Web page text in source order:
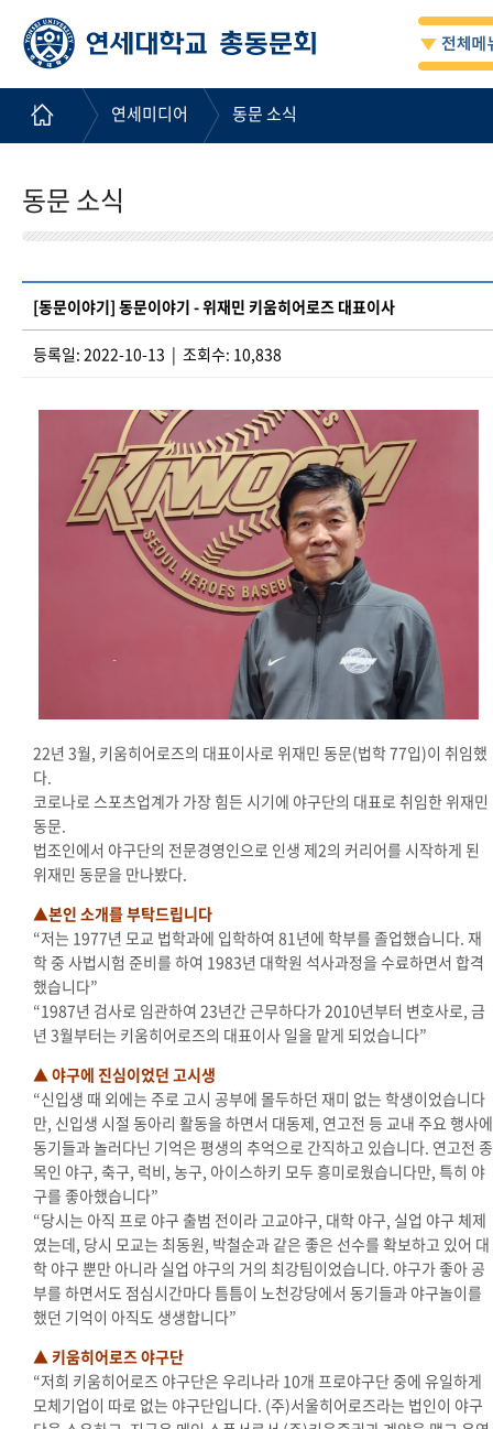
연세미디어 동문 소식
동문 소식
[동문이야기] 동문이야기 - 위재민 키움히어로즈 대표이사
등록일: 2022-10-13 | 조회수: 10,838
22년 3월, 키움히어로즈의 대표이사로 위재민 동문(법학 77입)이 취임했
다.
코로나로 스포츠업계가 가장 힘든 시기에 야구단의 대표로 취임한 위재민
동문.
법조인에서 야구단의 전문경영인으로 인생 제2의 커리어를 시작하게 된
위재민 동문을 만나봤다.
▲본인 소개를 부탁드립니다
“저는 1977년 모교 법학과에 입학하여 81년에 학부를 졸업했습니다. 재
학 중 사법시험 준비를 하여 1983년 대학원 석사과정을 수료하면서 합격
했습니다”
“1987년 검사로 임관하여 23년간 근무하다가 2010년부터 변호사로, 금
년 3월부터는 키움히어로즈의 대표이사 일을 맡게 되었습니다”
▲ 야구에 진심이었던 고시생
“신입생 때 외에는 주로 고시 공부에 몰두하던 재미 없는 학생이었습니다
만, 신입생 시절 동아리 활동을 하면서 대동제, 연고전 등 교내 주요 행사에
동기들과 놀러다닌 기억은 평생의 추억으로 간직하고 있습니다. 연고전 종
목인 야구, 축구, 럭비, 농구, 아이스하키 모두 흥미로웠습니다만, 특히 야
구를 좋아했습니다”
“당시는 아직 프로 야구 출범 전이라 고교야구, 대학 야구, 실업 야구 체제
였는데, 당시 모교는 최동원, 박철순과 같은 좋은 선수를 확보하고 있어 대
학 야구 뿐만 아니라 실업 야구의 거의 최강팀이었습니다. 야구가 좋아 공
부를 하면서도 점심시간마다 틈틈이 노천강당에서 동기들과 야구놀이를
했던 기억이 아직도 생생합니다”
▲ 키움히어로즈 야구단
“저희 키움히어로즈 야구단은 우리나라 10개 프로야구단 중에 유일하게
모체기업이 따로 없는 야구단입니다. (주)서울히어로즈라는 법인이 야구